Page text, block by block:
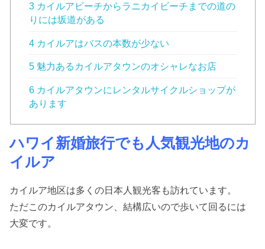
3 カイルアビーチからラニカイビーチまでの道の
りには坂道がある
4 カイルアはバスの本数が少ない
5 魅力あるカイルアタウンのオシャレなお店
6 カイルアタウンにレンタルサイクルショップが
あります
ハワイ新婚旅行でも人気観光地のカ
イルア
カイルア地区は多くの日本人観光客も訪れています。
ただこのカイルアタウン、結構広いので歩いて回るには
大変です。